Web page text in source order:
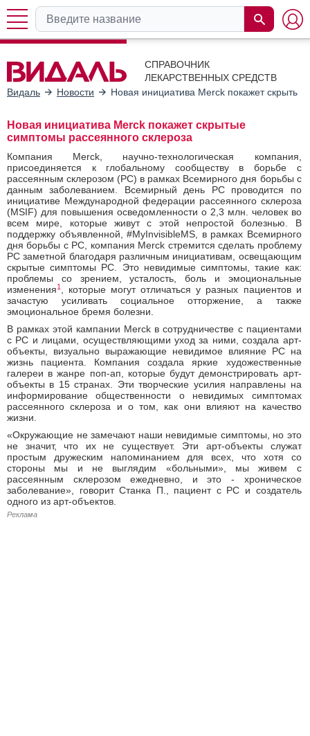
СПРАВОЧНИК
ЛЕКАРСТВЕННЫХ СРЕДСТВ
Видаль
Новости Новая инициатива Merck покажет
Новая инициатива Merck покажет скрытые
симптомы рассеянного склероза
Компания Merck, научно-технологическая компания,
присоединяется к глобальному сообществу в борьбе с
рассеянным склерозом (РС) в рамках Всемирного дня борьбы с
данным заболеванием. Всемирный день РС проводится по
инициативе Международной федерации рассеянного склероза
(MSIF) для повышения осведомленности о 2,3 млн. человек во
всем мире, которые живут с этой непростой болезнью. В
поддержку объявленной, #MyInvisibleMS, в рамках Всемирного
дня борьбы с РС, компания Merck стремится сделать проблему
РС заметной благодаря различным инициативам, освещающим
скрытые симптомы РС. Это невидимые симптомы, такие как:
проблемы со зрением, усталость, боль и эмоциональные
изменения1
, которые могут отличаться у разных пациентов и
зачастую усиливать социальное отторжение, а также
эмоциональное бремя болезни.
В рамках этой кампании Merck в сотрудничестве с пациентами
с РС и лицами, осуществляющими уход за ними, создала арт-
объекты, визуально выражающие невидимое влияние РС на
жизнь пациента. Компания создала яркие художественные
галереи в жанре поп-ап, которые будут демонстрировать арт-
объекты в 15 странах. Эти творческие усилия направлены на
информирование общественности о невидимых симптомах
рассеянного склероза и о том, как они влияют на качество
жизни.
«Окружающие не замечают наши невидимые симптомы, но это
не значит, что их не существует. Эти арт-объекты служат
простым дружеским напоминанием для всех, что хотя со
стороны мы и не выглядим «больными», мы живем с
рассеянным склерозом ежедневно, и это - хроническое
заболевание», говорит Станка П., пациент с РС и создатель
одного из арт-объектов.
Реклама